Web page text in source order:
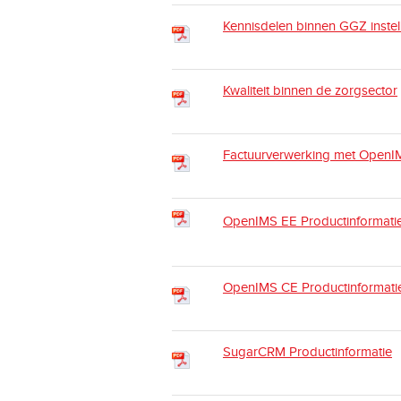
Kennisdelen binnen GGZ
Kwaliteit binnen de zorgsector
Factuurverwerking met
OpenIMS EE
OpenIMS CE
SugarCRM Productinformatie